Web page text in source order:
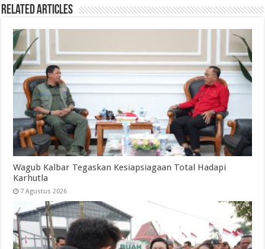
Related Articles
Wagub Kalbar Tegaskan Kesiapsiagaan Total Hadapi
Karhutla
7 Agustus 2026